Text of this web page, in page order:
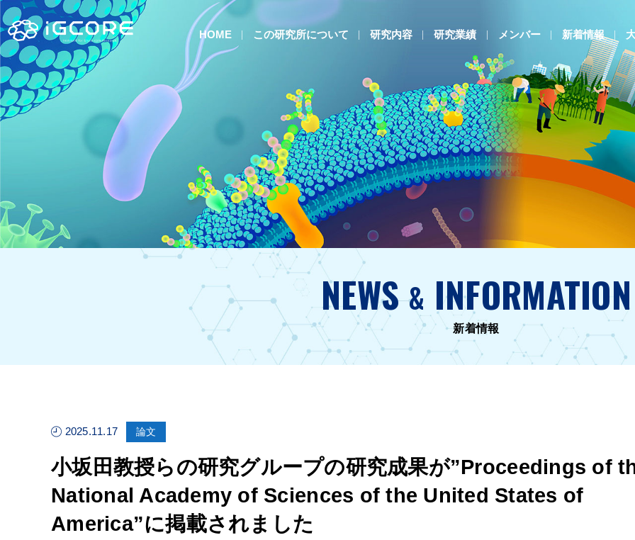
HOME この研究所について 研究内容 研究業績 メンバー 新着情報
NEWS& INFORMATION
新着情報
2025.11.17 論文
小坂田教授らの研究グループの研究成果が”Proceedings of
National Academy of Sciences of the United States of
America”に掲載されました